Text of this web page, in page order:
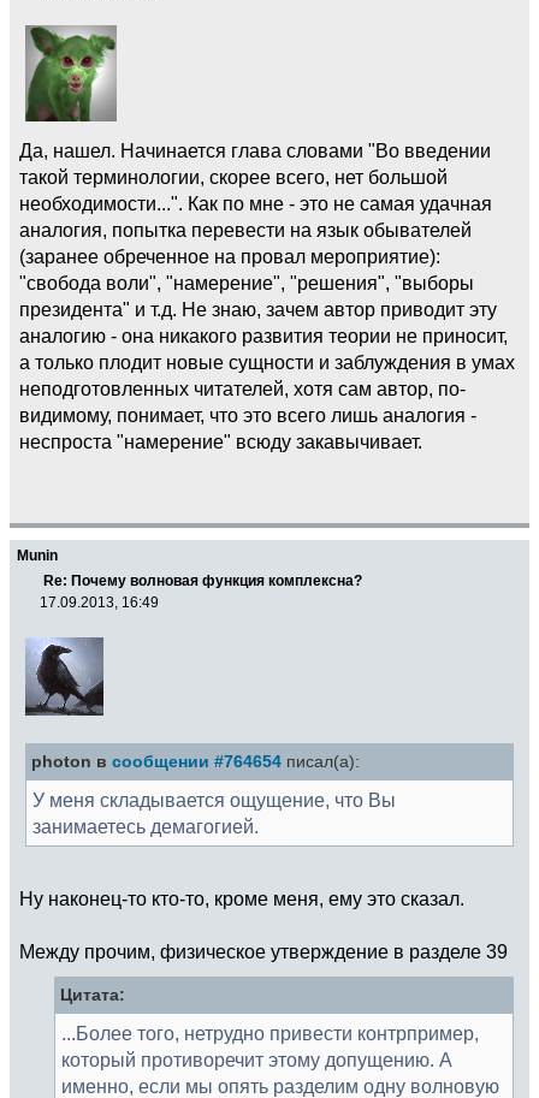
Да, нашел. Начинается глава словами "Во введении
такой терминологии, скорее всего, нет большой
необходимости...". Как по мне - это не самая удачная
аналогия, попытка перевести на язык обывателей
(заранее обреченное на провал мероприятие):
"свобода воли", "намерение", "решения", "выборы
президента" и т.д. Не знаю, зачем автор приводит эту
аналогию - она никакого развития теории не приносит,
а только плодит новые сущности и заблуждения в умах
неподготовленных читателей, хотя сам автор, по-
видимому, понимает, что это всего лишь аналогия -
неспроста "намерение" всюду закавычивает.
Munin
Re: Почему волновая функция комплексна?
17.09.2013, 16:49
photon в сообщении #764654 писал(а):
У меня складывается ощущение, что Вы
занимаетесь демагогией.
Ну наконец-то кто-то, кроме меня, ему это сказал.
Между прочим, физическое утверждение в разделе 39
Цитата:
...Более того, нетрудно привести контрпример,
который противоречит этому допущению. А
именно, если мы опять разделим одну волновую